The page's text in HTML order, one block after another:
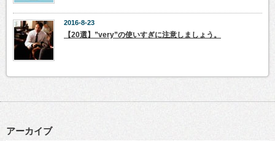
2016-8-23
【20選】”very”の使いすぎに注意しましょう。
アーカイブ